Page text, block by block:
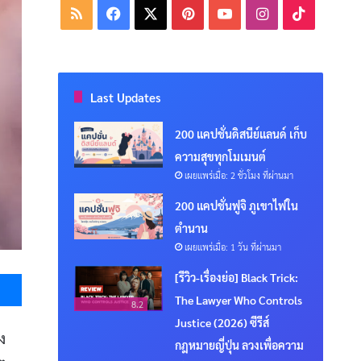
Messenger
RSS Facebook PinterestYouTubeInstagram
Last Updates
200 แคปชั่นดิสนีย์แลนด์ เก็บ
ความสุขทุกโมเมนต์
เผยแพร่เมื่อ: 2 ชั่วโมง ที่ผ่านมา
200 แคปชั่นฟูจิ ภูเขาไฟใน
ตำนาน
เผยแพร่เมื่อ: 1 วัน ที่ผ่านมา
8.2
[รีวิว-เรื่องย่อ] Black Trick:
The Lawyer Who Controls
Justice (2026) ซีรีส์
กฎหมายญี่ปุ่น ลวงเพื่อความ